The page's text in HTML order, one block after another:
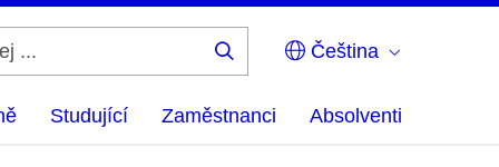
Čeština
Studující Zaměstnanci Absolventi